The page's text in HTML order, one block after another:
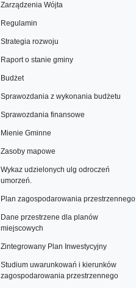
Zarządzenia Wójta
Regulamin
Strategia rozwoju
Raport o stanie gminy
Budżet
Sprawozdania z wykonania budżetu
Sprawozdania finansowe
Mienie Gminne
Zasoby mapowe
Wykaz udzielonych ulg odroczeń
umorzeń.
Plan zagospodarowania przestrzennego
Dane przestrzene dla planów
miejscowych
Zintegrowany Plan Inwestycyjny
Studium uwarunkowań i kierunków
zagospodarowania przestrzennego